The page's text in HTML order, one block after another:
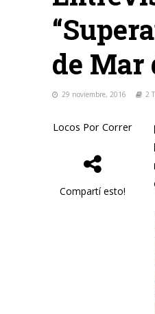
de Mar
29 noviembre, 2016 2
Locos Por Correr
Compartí esto!